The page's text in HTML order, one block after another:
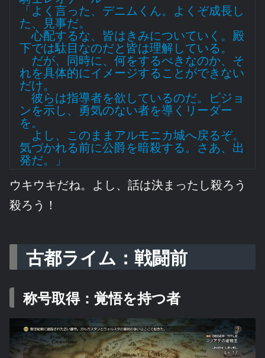
「よく言った、デニムくん。よくぞ成長し
た、見事だ。
心配するな、皆はきみについていく。殿
下では駄目なのだと皆は理解している。
だが、同時に、何をするべきなのか、そ
れを具体的にイメージすることができない
だけ。
彼らは指導者を欲しているのだ。ビジョ
ンを示し、勇気のない者を導くリーダー
を。
よし、このままアルモニカ城へ戻るぞ。
気づかれる前に公爵を暗殺する。さあ、出
発だ。
」
ウキウキだね。よし、話は決まったし殺ろう
殺ろう！
古都ライム：戦闘前
称号取得：覚悟を持つ者